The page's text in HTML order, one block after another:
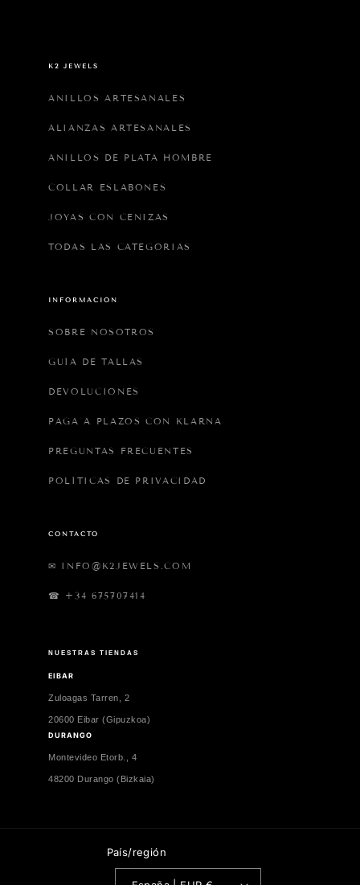
K2 JEWELS
ANILLOS ARTESANALES
ALIANZAS ARTESANALES
ANILLOS DE PLATA HOMBRE
COLLAR ESLABONES
JOYAS CON CENIZAS
TODAS LAS CATEGORIAS
INFORMACIÓN
SOBRE NOSOTROS
GUÍA DE TALLAS
DEVOLUCIONES
PAGA A PLAZOS CON KLARNA
PREGUNTAS FRECUENTES
POLÍTICAS DE PRIVACIDAD
CONTACTO
✉ INFO@K2JEWELS.COM
☎ +34 675707414
NUESTRAS TIENDAS
EIBAR
Zuloagas Tarren, 2
20600 Eibar (Gipuzkoa)
DURANGO
Montevideo Etorb., 4
48200 Durango (Bizkaia)
País/región